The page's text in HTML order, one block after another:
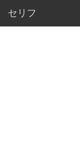
セリフ